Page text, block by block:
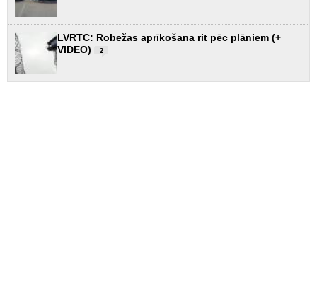
LVRTC: Robežas aprīkošana rit pēc plāniem (+
VIDEO)
2